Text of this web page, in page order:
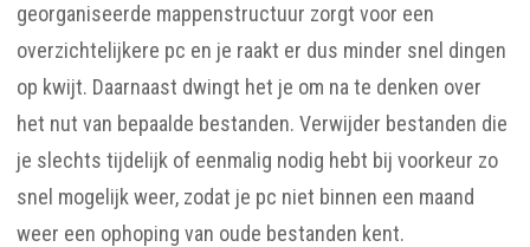
georganiseerde mappenstructuur zorgt voor een
overzichtelijkere pc en je raakt er dus minder snel dingen
op kwijt. Daarnaast dwingt het je om na te denken over
het nut van bepaalde bestanden. Verwijder bestanden die
je slechts tijdelijk of eenmalig nodig hebt bij voorkeur zo
snel mogelijk weer, zodat je pc niet binnen een maand
weer een ophoping van oude bestanden kent.